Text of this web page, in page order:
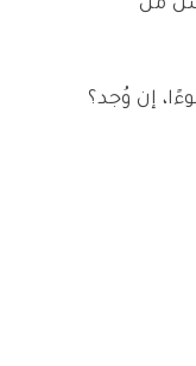
إن وُجد؟